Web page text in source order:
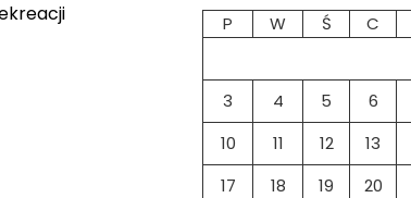
P W Ś C
3
4 5 6
10
11 12 13
17
18 19 20